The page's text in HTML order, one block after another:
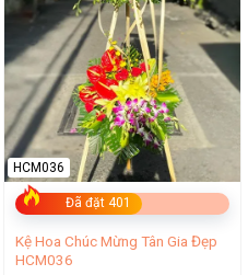
Đã đặt 401
HCM036
Kệ Hoa Chúc Mừng Tân Gia Đẹp
HCM036